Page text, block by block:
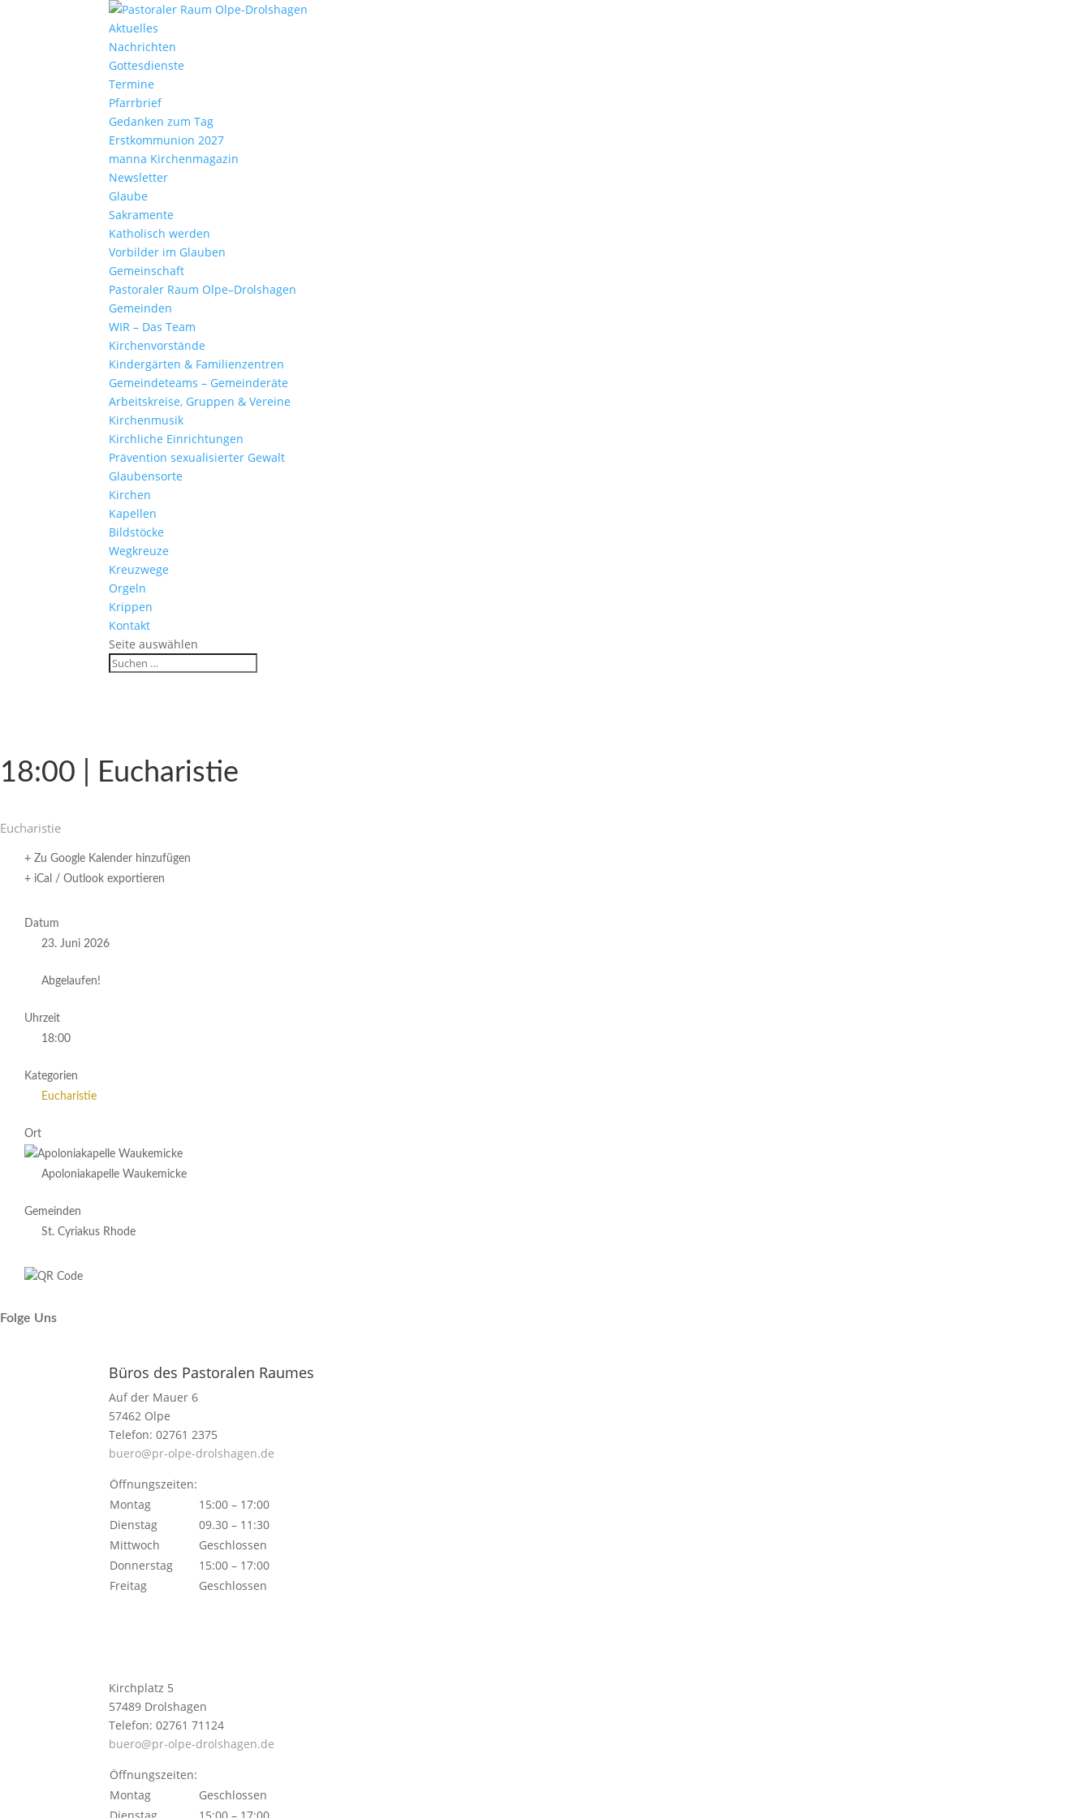
Aktu­elles
Nach­richten
Gottes­dienste
Termine
Pfarr­brief
Gedanken zum Tag
Erst­kom­mu­nion 2027
manna Kirchen­ma­gazin
News­letter
Glaube
Sakra­mente
Katho­lisch werden
Vorbilder im Glauben
Gemein­schaft
Pasto­raler Raum Olpe–Drolshagen
Gemeinden
WIR – Das Team
Kirchen­vor­stände
Kinder­gärten & Familienzentren
Gemein­de­teams – Gemeinderäte
Arbeits­kreise, Gruppen & Vereine
Kirchen­musik
Kirch­liche Einrichtungen
Präven­tion sexua­li­sierter Gewalt
Glau­ben­s­orte
Kirchen
Kapellen
Bild­stöcke
Wegkreuze
Kreuz­wege
Orgeln
Krippen
Kontakt
Seite auswählen
18:00 | Eucharistie
Eucha­ristie
+ Zu Google Kalender hinzufügen
+ iCal / Outlook exportieren
Datum
23. Juni 2026
Abgelaufen!
Uhrzeit
18:00
Kategorien
Eucharistie
Ort
Apoloniakapelle Waukemicke
Gemeinden
St. Cyriakus Rhode
Folge Uns
Büros des Pastoralen Raumes
Auf der Mauer 6
57462 Olpe
Telefon: 02761 2375
buero@pr-olpe-drolshagen.de
Öffnungszeiten:
Montag
15:00 – 17:00
Dienstag
09.30 – 11:30
Mittwoch
Geschlossen
Donnerstag
15:00 – 17:00
Freitag
Geschlossen
Kirchplatz 5
57489 Drolshagen
Telefon: 02761 71124
buero@pr-olpe-drolshagen.de
Öffnungszeiten:
Montag
Geschlossen